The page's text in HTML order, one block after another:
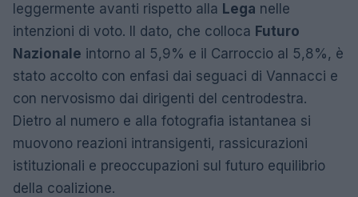
leggermente avanti rispetto alla Lega nelle
intenzioni di voto. Il dato, che colloca Futuro
Nazionale intorno al 5,9% e il Carroccio al 5,8%, è
stato accolto con enfasi dai seguaci di Vannacci e
con nervosismo dai dirigenti del centrodestra.
Dietro al numero e alla fotografia istantanea si
muovono reazioni intransigenti, rassicurazioni
istituzionali e preoccupazioni sul futuro equilibrio
della coalizione.